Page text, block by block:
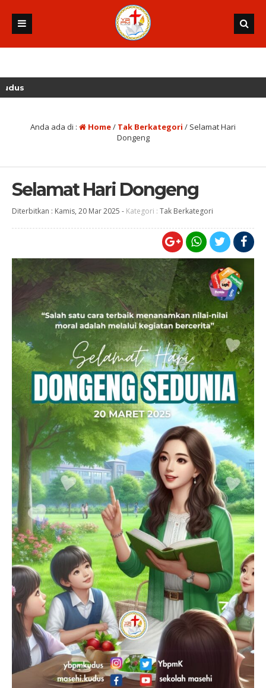
Anda ada di : Home/ Tak Berkategori / Selamat Hari
Dongeng
Selamat Hari Dongeng
Diterbitkan : Kamis, 20 Mar 2025 - Kategori : Tak Berkategori